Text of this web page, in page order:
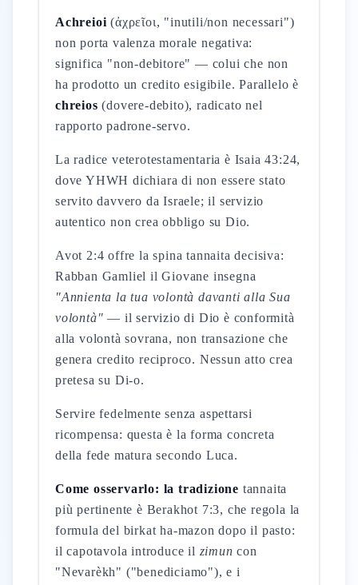
Achreioi (ἀχρεῖοι, "inutili/non necessari")
non porta valenza morale negativa:
significa "non-debitore" — colui che non
ha prodotto un credito esigibile. Parallelo è
chreios (dovere-debito), radicato nel
rapporto padrone-servo.
La radice veterotestamentaria è Isaia 43:24,
dove YHWH dichiara di non essere stato
servito davvero da Israele; il servizio
autentico non crea obbligo su Dio.
Avot 2:4 offre la spina tannaita decisiva:
Rabban Gamliel il Giovane insegna
"Annienta la tua volontà davanti alla Sua
volontà" — il servizio di Dio è conformità
alla volontà sovrana, non transazione che
genera credito reciproco. Nessun atto crea
pretesa su Di-o.
Servire fedelmente senza aspettarsi
ricompensa: questa è la forma concreta
della fede matura secondo Luca.
Come osservarlo: la tradizione tannaita
più pertinente è Berakhot 7:3, che regola la
formula del birkat ha-mazon dopo il pasto:
il capotavola introduce il zimun con
"Nevarèkh" ("benediciamo"), e i